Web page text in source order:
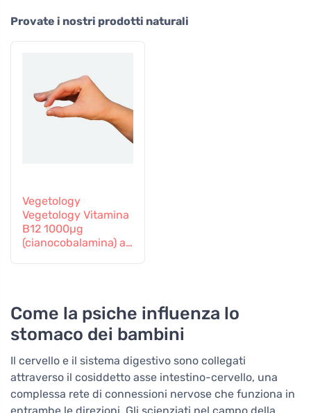
Provate i nostri prodotti naturali
Vegetology
Vegetology Vitamina
B12 1000µg
(cianocobalamina) a
Come la psiche influenza lo
stomaco dei bambini
Il cervello e il sistema digestivo sono collegati
attraverso il cosiddetto asse intestino-cervello, una
complessa rete di connessioni nervose che funziona in